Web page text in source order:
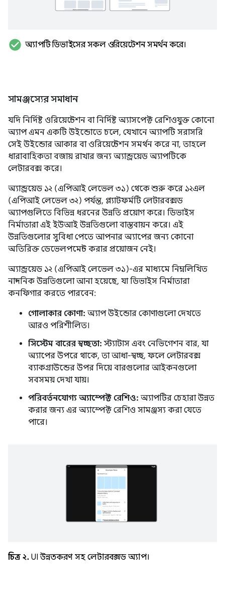
check_circle অ্যাপটি ডিভাইসের সকল ওরিয়েন্টেশন সমর্থন করে।
সামঞ্জস্যের সমাধান
যদি নির্দিষ্ট ওরিয়েন্টেশন বা নির্দিষ্ট অ্যাসপেক্ট রেশিওযুক্ত কোনো
অ্যাপ এমন একটি উইন্ডোতে চলে, যেখানে অ্যাপটি সরাসরি
সেই উইন্ডোর আকার বা ওরিয়েন্টেশন সমর্থন করে না, তাহলে
ধারাবাহিকতা বজায় রাখার জন্য অ্যান্ড্রয়েড অ্যাপটিকে
লেটারবক্স করে।
অ্যান্ড্রয়েড ১২ (এপিআই লেভেল ৩১) থেকে শুরু করে ১২এল
(এপিআই লেভেল ৩২) পর্যন্ত, প্ল্যাটফর্মটি লেটারবক্সড
অ্যাপগুলিতে বিভিন্ন ধরনের উন্নতি প্রয়োগ করে। ডিভাইস
নির্মাতারা এই ইউআই উন্নতিগুলো বাস্তবায়ন করে। এই
উন্নতিগুলোর সুবিধা পেতে আপনার অ্যাপের জন্য কোনো
অতিরিক্ত ডেভেলপমেন্ট করার প্রয়োজন নেই।
অ্যান্ড্রয়েড ১২ (এপিআই লেভেল ৩১)-এর মাধ্যমে নিম্নলিখিত
নান্দনিক উন্নতিগুলো আনা হয়েছে, যা ডিভাইস নির্মাতারা
কনফিগার করতে পারবেন:
গোলাকার কোণা: অ্যাপ উইন্ডোর কোণাগুলো দেখতে
আরও পরিশীলিত।
সিস্টেম বারের স্বচ্ছতা: স্ট্যাটাস এবং নেভিগেশন বার, যা
অ্যাপের উপরে থাকে, তা আধা-স্বচ্ছ, ফলে লেটারবক্স
ব্যাকগ্রাউন্ডের উপর দিয়ে বারগুলোর আইকনগুলো
সবসময় দেখা যায়।
পরিবর্তনযোগ্য অ্যাস্পেক্ট রেশিও: অ্যাপটির চেহারা উন্নত
করার জন্য এর অ্যাস্পেক্ট রেশিও সামঞ্জস্য করা যেতে
পারে।
চিত্র ২. UI উন্নতকরণ সহ লেটারবক্সড অ্যাপ।